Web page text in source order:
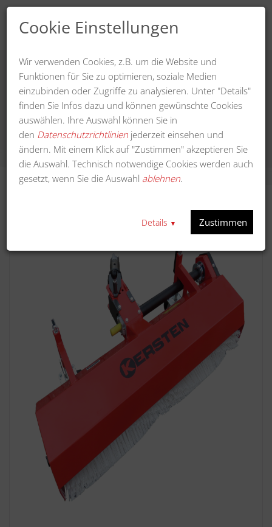
Cookie Einstellungen
Wir verwenden Cookies, z.B. um die Website und
Funktionen für Sie zu optimieren, soziale Medien
einzubinden oder Zugriffe zu analysieren. Unter "Details"
finden Sie Infos dazu und können gewünschte Cookies
auswählen. Ihre Auswahl können Sie in
den Datenschutzrichtlinien jederzeit einsehen und
ändern. Mit einem Klick auf "Zustimmen" akzeptieren Sie
die Auswahl. Technisch notwendige Cookies werden auch
gesetzt, wenn Sie die Auswahl ablehnen.
Details ▼ Zustimmen
Frontkehrmaschine 125 cm Arbeitsbreite